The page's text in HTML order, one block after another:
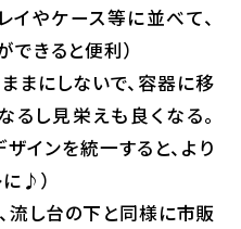
イやケース等に並べて、
きると便利）
にしないで、容器に移
るし見栄えも良くなる。
インを統一すると、より
♪）
流し台の下と同様に市販